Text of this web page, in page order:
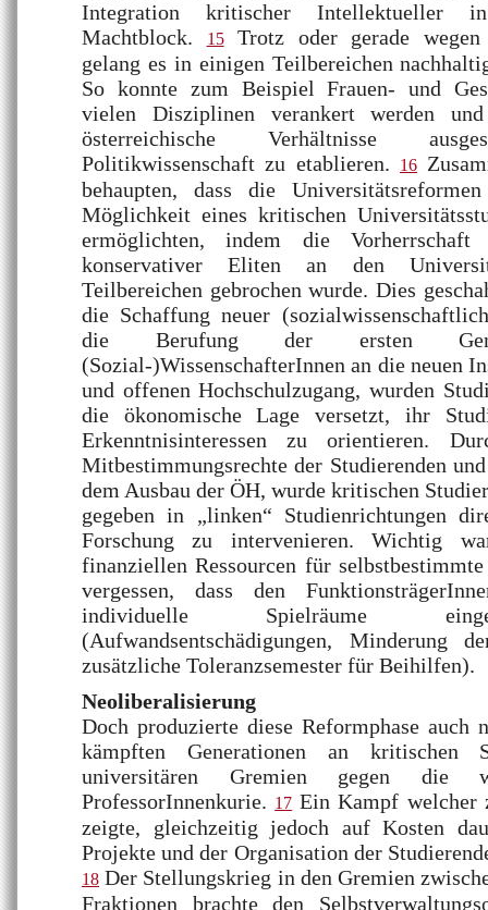
Integration kritischer Intellektueller
Machtblock.
15Trotz oder gerade wegen
gelang es in einigen Teilbereichen
So konnte zum Beispiel Frauen- und
vielen Disziplinen verankert werden
österreichische Verhältnisse
Politikwissenschaft zu etablieren. 16
behaupten, dass die
Möglichkeit eines kritischen
ermöglichten, indem die Vorherrschaft
konservativer Eliten an den
Teilbereichen gebrochen wurde. Dies
die Schaffung neuer
die Berufung der ersten
(Sozial-)WissenschafterInnen an die neuen
und offenen Hochschulzugang, wurden
die ökonomische Lage versetzt, ihr
Erkenntnisinteressen zu orientieren.
Mitbestimmungsrechte der Studierenden
dem Ausbau der ÖH, wurde kritischen
gegeben in „linken“ Studienrichtungen
Forschung zu intervenieren. Wichtig
finanziellen Ressourcen für
vergessen, dass den
individuelle Spielräume
(Aufwandsentschädigungen, Minderung
zusätzliche Toleranzsemester für Beihilfen).
Neoliberalisierung
Doch produzierte diese Reformphase auch
kämpften Generationen an kritischen
universitären Gremien gegen die
ProfessorInnenkurie. 17 Ein Kampf welcher
zeigte, gleichzeitig jedoch auf Kosten
Projekte und der Organisation der
18 Der Stellungskrieg in den Gremien
Fraktionen brachte den